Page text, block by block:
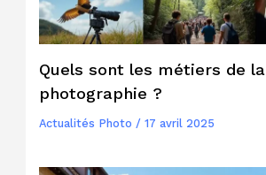
Quels sont les métiers de la
photographie ?
Actualités Photo / 17 avril 2025